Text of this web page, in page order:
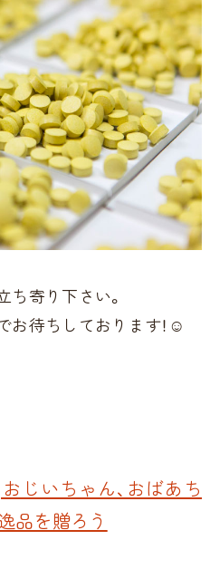
寄り下さい。
お待ちしております！☺️
じいちゃん、おばあち
品を贈ろう